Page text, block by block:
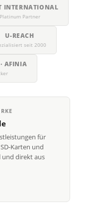
INTERNATIONAL
Platinum Partner
U-REACH
seit 2000
AFINIA
für
SD-Karten und
und direkt aus